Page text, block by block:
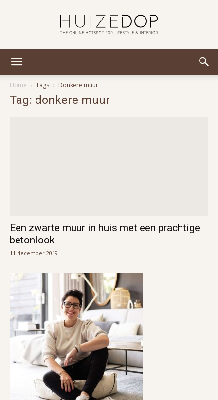
Home
Tags Donkere muur
Tag: donkere muur
Een zwarte muur in huis met een prachtige
betonlook
11 december 2019